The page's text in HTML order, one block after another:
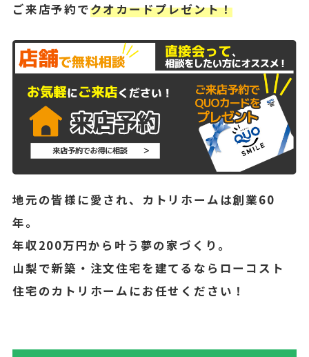
ご来店予約でクオカードプレゼント！
地元の皆様に愛され、カトリホームは創業60
年。
年収200万円から叶う夢の家づくり。
山梨で新築・注文住宅を建てるならローコスト
住宅のカトリホームにお任せください！